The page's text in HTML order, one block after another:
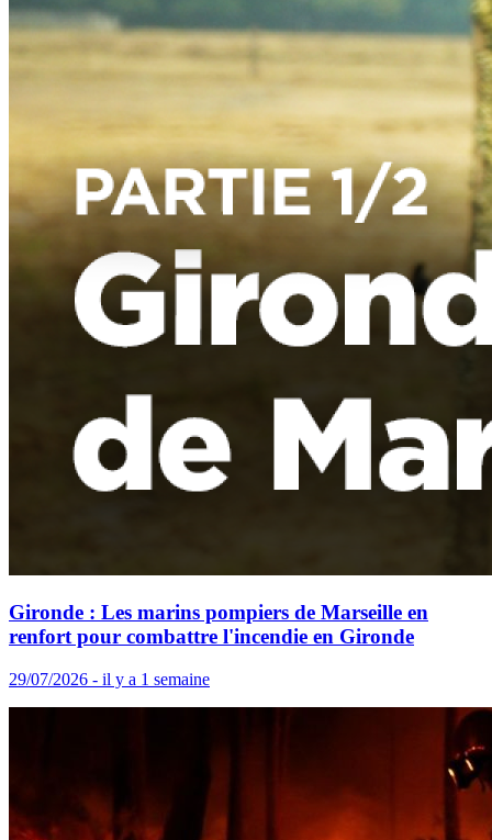
Gironde : Les marins pompiers de Marseille en
renfort pour combattre l'incendie en Gironde
29/07/2026 - il y a 1 semaine